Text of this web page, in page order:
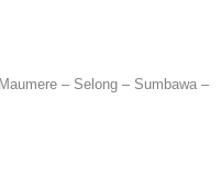
– Selong – Sumbawa –